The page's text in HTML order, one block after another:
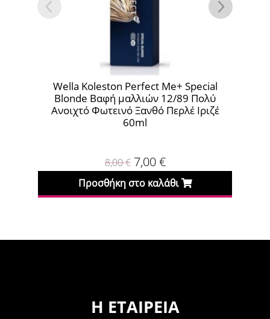
Wella Koleston Perfect Me+ Special
Blonde Βαφή μαλλιών 12/89 Πολύ
Ανοιχτό Φωτεινό Ξανθό Περλέ Ιριζέ
7,00€
Προσθήκη στο καλάθι
Η ΕΤΑΙΡΕΊΑ